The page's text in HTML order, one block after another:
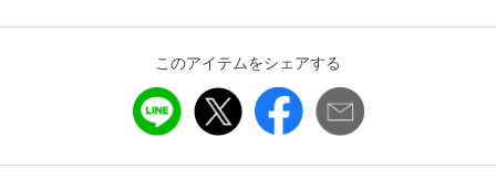
・体型に合わせて選べる、嬉しい3サイズ展開
【2026 Spring/Summer】【26SS】
このアイテムをシェアする